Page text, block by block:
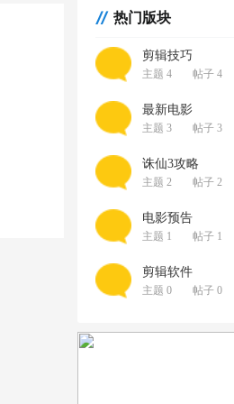
热门版块
剪辑技巧
主题 4 帖子 4
最新电影
主题 3 帖子 3
诛仙3攻略
主题 2 帖子 2
电影预告
主题 1 帖子 1
剪辑软件
主题 0 帖子 0